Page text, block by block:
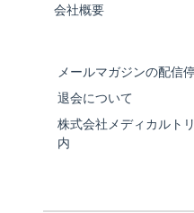
会社概要
メールマガジンの配信
退会について
株式会社メディカルト
内